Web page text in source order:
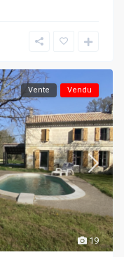
19
Vente Vendu